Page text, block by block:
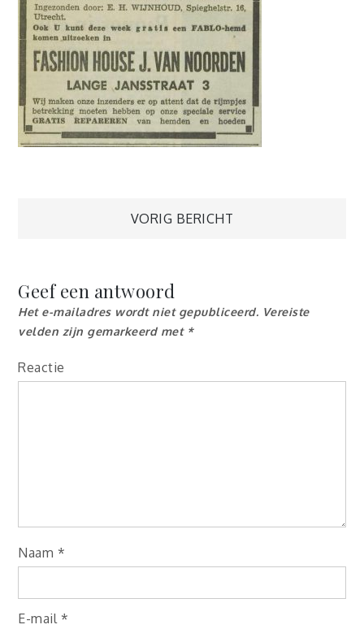
Berichtnavigatie
VORIG BERICHT
Geef een antwoord
Het e-mailadres wordt niet gepubliceerd. Vereiste
velden zijn gemarkeerd met *
Reactie
Naam *
E-mail *